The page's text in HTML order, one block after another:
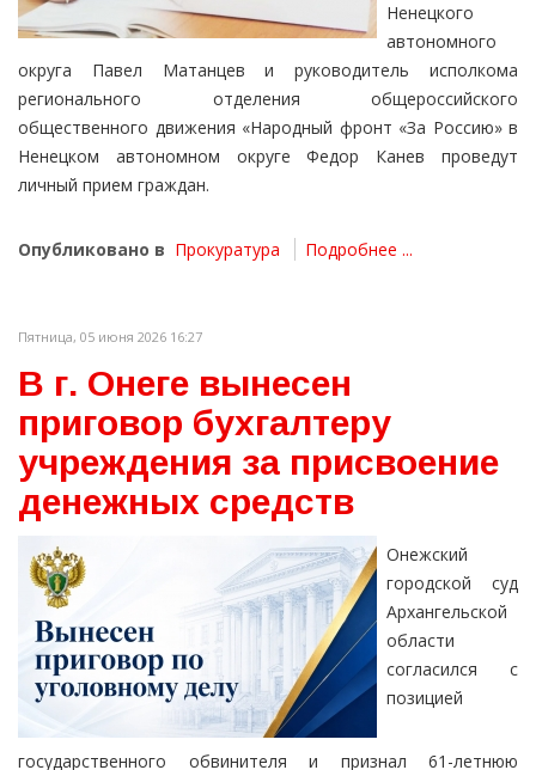
Ненецкого
автономного
округа Павел Матанцев и руководитель исполкома
регионального отделения общероссийского
общественного движения «Народный фронт «За Россию» в
Ненецком автономном округе Федор Канев проведут
личный прием граждан.
Опубликовано в Прокуратура Подробнее ...
Пятница, 05 июня 2026 16:27
В г. Онеге вынесен
приговор бухгалтеру
учреждения за присвоение
денежных средств
Онежский
городской суд
Архангельской
области
согласился с
позицией
государственного обвинителя и признал 61-летнюю